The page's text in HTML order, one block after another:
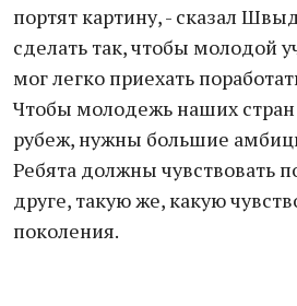
портят картину, - сказал
сделать так, чтобы молодой
мог легко приехать
Чтобы молодежь наших стран
рубеж, нужны большие
Ребята должны чувствовать
друге, такую же, какую
поколения.